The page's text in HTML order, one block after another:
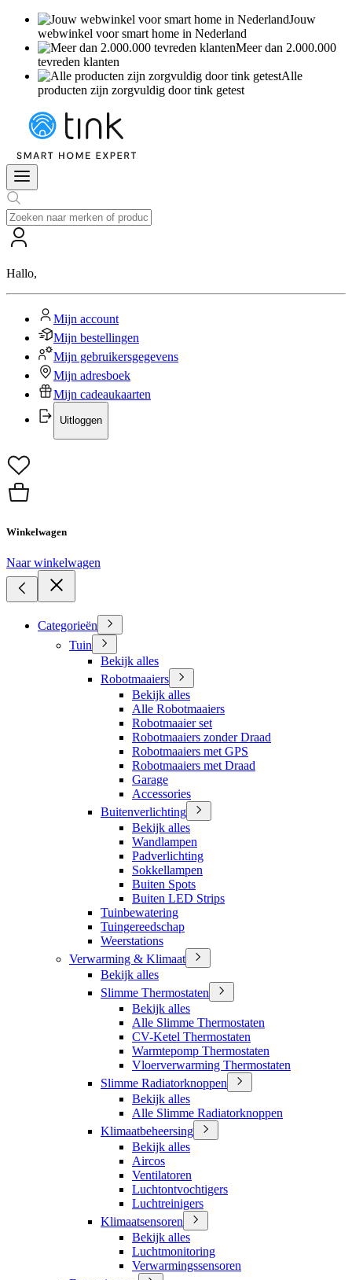
Jouw
webwinkel voor smart home in Nederland
Meer dan 2.000.000
tevreden klanten
Alle
producten zijn zorgvuldig door tink getest
Hallo,
Mijn account
Mijn bestellingen
Mijn gebruikersgegevens
Mijn adresboek
Mijn cadeaukaarten
Uitloggen
Winkelwagen
Naar winkelwagen
Categorieën
Tuin
Bekijk alles
Robotmaaiers
Bekijk alles
Alle Robotmaaiers
Robotmaaier set
Robotmaaiers zonder Draad
Robotmaaiers met GPS
Robotmaaiers met Draad
Garage
Accessories
Buitenverlichting
Bekijk alles
Wandlampen
Padverlichting
Sokkellampen
Buiten Spots
Buiten LED Strips
Tuinbewatering
Tuingereedschap
Weerstations
Verwarming & Klimaat
Bekijk alles
Slimme Thermostaten
Bekijk alles
Alle Slimme Thermostaten
CV-Ketel Thermostaten
Warmtepomp Thermostaten
Vloerverwarming Thermostaten
Slimme Radiatorknoppen
Bekijk alles
Alle Slimme Radiatorknoppen
Klimaatbeheersing
Bekijk alles
Aircos
Ventilatoren
Luchtontvochtigers
Luchtreinigers
Klimaatsensoren
Bekijk alles
Luchtmonitoring
Verwarmingssensoren